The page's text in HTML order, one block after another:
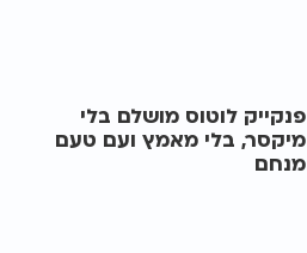
פנקייק לוטוס מושלם בלי
מיקסר, בלי מאמץ ועם טעם
מנחם